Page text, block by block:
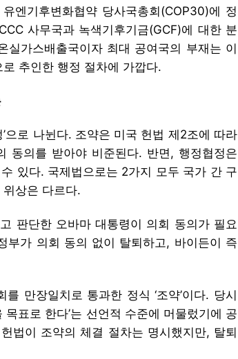
엔기후변화협약 당사국총회(COP30)에 정
사무국과 녹색기후기금(GCF)에 대한 분
가스배출국이자 최대 공여국의 부재는 이
추인한 행정 절차에 가깝다.
’으로 나뉜다. 조약은 미국 헌법 제2조에 따라
동의를 받아야 비준된다. 반면, 행정협정은
있다. 국제법으로는 2가지 모두 국가 간 구
상은 다르다.
판단한 오바마 대통령이 의회 동의가 필요
부가 의회 동의 없이 탈퇴하고, 바이든이 즉
만장일치로 통과한 정식 ‘조약’이다. 당시
표로 한다’는 선언적 수준에 머물렀기에 공
법이 조약의 체결 절차는 명시했지만, 탈퇴